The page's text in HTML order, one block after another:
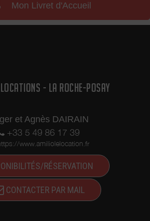
Mon Livret d'Accueil
- LA ROCHE-POSAY
et Agnès DAIRAIN
+33 5 49 86 17 39
www.amiliolelocation.fr
RÉSERVATION
CONTACTER PAR MAIL